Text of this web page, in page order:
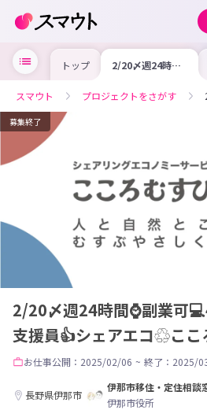
トップ 2/20〆週24時間
⌚副業可💻4月活
員👍シェアエコ♲
こころむすび🎀
スマウト プロジェクトをさがす
募集終了
2/20〆週24時間⌚副業可
支援員👍シェアエコ♲ここ
お仕事公開：2025/02/06 ~ 終了：2025/
長野県伊那市
伊那市移住・定住相談
伊那市役所